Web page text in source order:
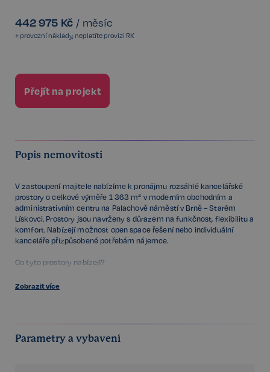
442 975 Kč / měsíc
+ provozní náklady, neplatíte provizi RK
Přejít na projekt
Popis nemovitosti
V zastoupení majitele nabízíme k pronájmu rozsáhlé kancelářské
prostory o celkové výměře 1 363 m² v moderním obchodním a
administrativním centru na Palachově náměstí v Brně – Starém
Lískovci. Prostory jsou navrženy s důrazem na funkčnost, flexibilitu a
komfort. Nabízejí možnost open space řešení nebo individuální
kanceláře přizpůsobené potřebám nájemce.
Co tyto prostory nabízejí?
zdvojená podlaha, zátěžové koberce
- Podzemní garáže i venkovní parkovací stání
Zobrazit více
Parametry a vybavení